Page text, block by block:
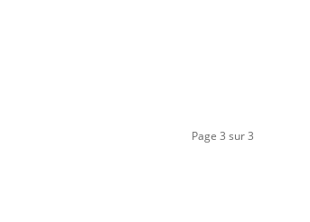
Page 3 sur 3